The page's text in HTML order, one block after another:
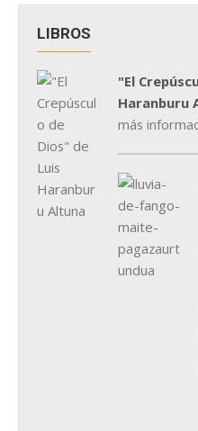
LIBROS
"El
Haranburu
más